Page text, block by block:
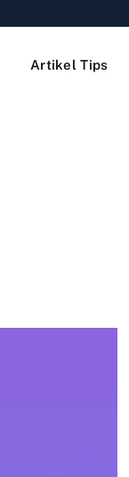
Artikel Tips